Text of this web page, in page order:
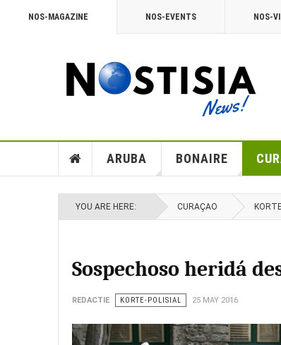
NOS-MAGAZINE NOS-EVENTS NOS-
ARUBA BONAIRE
YOU ARE HERE: CURAÇAO
Sospechoso heridá
REDACTIE KORTE-POLISIAL 25 MAY 2016